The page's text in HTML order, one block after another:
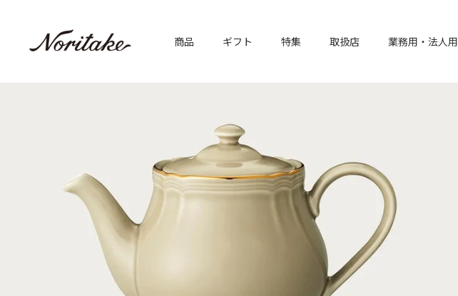
商品 ギフト 特集 取扱店 業務用・法人用